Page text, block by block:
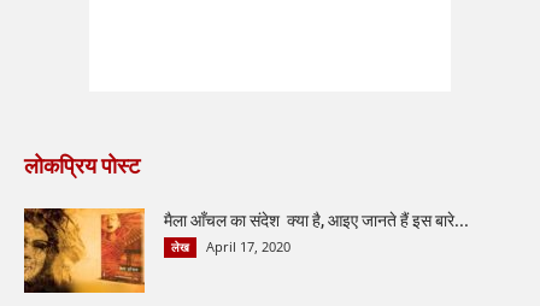
लोकप्रिय पोस्ट
मैला आँचल का संदेश क्या है, आइए जानते हैं इस बारे...
लेख April 17, 2020